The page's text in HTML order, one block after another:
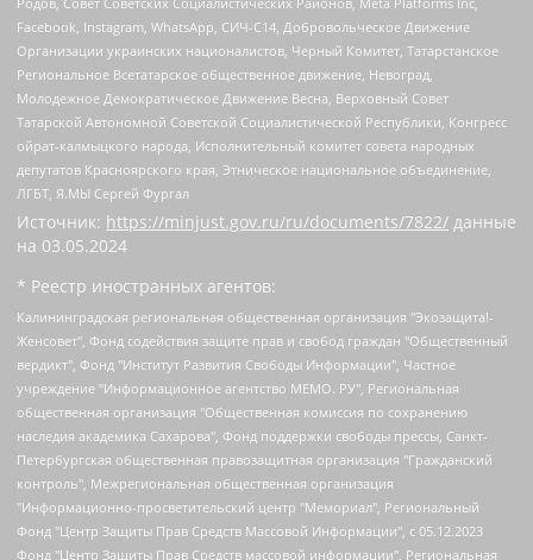
Facebook, Instagram, WhatsApp, СИЧ-С14, Добровольческое Движение
Организации украинских националистов, Черный Комитет, Татарстанское
Региональное Всетатарское общественное движение, Невоград,
Молодежное Демократическое Движение Весна, Верховный Совет
Татарской Автономной Советской Социалистической Республики, Конгресс
ойрат-калмыцкого народа, Исполнительный комитет совета народных
депутатов Красноярского края, Этническое национальное объединение,
ЛГБТ, Я.МЫ Сергей Фургал
Источник: https://minjust.gov.ru/ru/documents/7822/ данные
на 03.05.2024
* Реестр иностранных агентов:
Калининградская региональная общественная организация "Экозащита!-Женсовет", Фонд содействия защите прав и свобод граждан "Общественный вердикт", Фонд "Институт Развития Свободы Информации", Частное учреждение "Информационное агентство МЕМО. РУ", Региональная общественная организация "Общественная комиссия по сохранению наследия академика Сахарова", Фонд поддержки свободы прессы, Санкт-Петербургская общественная правозащитная организация "Гражданский контроль", Межрегиональная общественная организация "Информационно-просветительский центр "Мемориал", Региональный Фонд "Центр Защиты Прав Средств Массовой Информации", с 05.12.2023 Фонд "Центр Защиты Прав Средств массовой информации", Региональная общественная благотворительная организация помощи беженцам и мигрантам "Гражданское содействие", Негосударственное образовательное учреждение дополнительного профессионального образования (повышение квалификации) специалистов "АКАДЕМИЯ ПО ПРАВАМ ЧЕЛОВЕКА", Свердловская региональная общественная организация "Сутяжник", Автономная некоммерческая организация "Центр независимых социологических исследований", Союз общественных объединений "Российский исследовательский центр по правам человека", Региональное общественное учреждение научно-информационный центр "МЕМОРИАЛ", Некоммерческая организация "Фонд защиты гласности", Автономная некоммерческая организация "Институт прав человека", Городская общественная организация "Екатеринбургское общество "МЕМОРИАЛ", Городская общественная организация "Рязанское историко-просветительское и правозащитное общество "Мемориал" (Рязанский Мемориал), Челябинский региональный орган общественной самодеятельности – женское общественное объединение "Женщины Евразии", Челябинский региональный орган общественной самодеятельности "Уральская правозащитная группа", Фонд содействия защите здоровья и социальной справедливости имени Андрея Рылькова, Автономная Некоммерческая Организация "Аналитический Центр Юрия Левады", Автономная некоммерческая организация социальной поддержки населения "Проект Апрель", Региональная общественная организация помощи женщинам и детям, находящимся в кризисной ситуации "Информационно-методический центр "Анна", Фонд содействия развитию массовых коммуникаций и правовому просвещению "Так-так-Так", Фонд содействия устойчивому развитию "Серебряная тайга", Свердловский региональный общественный фонд социальных проектов "Новое время", "Idel.Реалии", Кавказ.Реалии, Крым.Реалии, Телеканал Настоящее Время, Татаро-башкирская служба Радио Свобода (Azatliq Radiosi), Радио Свободная Европа/Радио Свобода (PCE/PC), "Сибирь.Реалии", "Фактограф", Благотворительный фонд помощи осужденным и их семьям, Автономная некоммерческая организация "Институт глобализации и социальных движений", Фонд "В защиту прав заключенных", Частное учреждение "Центр поддержки и содействия развитию средств массовой информации", Пензенский региональный общественный благотворительный фонд "Гражданский союз", "Север.Реалии", Некоммерческая организация Фонд "Правовая инициатива", Общество с ограниченной ответственностью "Радио Свободная Европа/Радио Свобода", Чешское информационное агентство "MEDIUM-ORIENT", Красноярская региональная общественная организация "Мы против СПИДа", Камалягин Денис Николаевич, Маркелов Сергей Евгеньевич, Пономарев Лев Александрович, Савицкая Людмила Алексеевна, Автономная некоммерческая организация "Центр по работе с проблемой насилия "НАСИЛИЮ.НЕТ", Межрегиональный профессиональный союз работников здравоохранения "Альянс врачей", Юридическое лицо, зарегистрированное в Латвийской Республике, SIA "Medusa Project" (регистрационный номер 40103797863, дата регистрации 10.06.2014), Некоммерческая организация "Фонд по борьбе с коррупцией", Автономная некоммерческая организация "Институт права и публичной политики", Баданин Роман Сергеевич, Гликин Максим Александрович, Железнова Мария Михайловна, Лукьянова Юлия Сергеевна, Маетная Елизавета Витальевна, Маняхин Петр Борисович, Чуракова Ольга Владимировна, Ярош Юлия Петровна, Юридическое лицо "The Insider SIA", зарегистрированное в Риге, Латвийская Республика (дата регистрации 26.06.2015), являющееся администратором доменного имени интернет-издания "The Insider SIA", https://theins.ru, Постернак Алексей Евгеньевич, Рубин Михаил Аркадьевич, Анин Роман Александрович, Юридическое лицо Istories fonds, зарегистрированное в Латвийской Республике (регистрационный номер 50008295751, дата регистрации 24.02.2020), Великовский Дмитрий Александрович, Долинина Ирина Николаевна, Мароховская Алеся Алексеевна, Шлейнов Роман Юрьевич, Шмагун Олеся Валентиновна, Общество с ограниченной ответственностью "Альтаир 2021", Общество с ограниченной ответственностью "Вега 2021", Общество с ограниченной ответственностью "Главный редактор 2021", Общество с ограниченной ответственностью "Ромашки монолит", Важенков Артем Валерьевич, Ивановская областная общественная организация "Центр гендерных исследований", Гурман Юрий Альбертович, Медиапроект "ОВД-Инфо", Егоров Владимир Владимирович, Жилинский Владимир Александрович, Общество с ограниченной ответственностью "ЗП", Иванова София Юрьевна, Карезина Инна Павловна, Кильтау Екатерина Викторовна, Петров Алексей Викторович, Пискунов Сергей Евгеньевич, Смирнов Сергей Сергеевич, Тихонов Михаил Сергеевич, Общество с ограниченной ответственностью "ЖУРНАЛИСТ-ИНОСТРАННЫЙ АГЕНТ", Арапова Галина Юрьевна, Вольтская Татьяна Анатольевна, Американская компания "Mason G.E.S. Anonymous Foundation" (США), являющаяся владельцем интернет-издания https://mnews.world/, Компания "Stichting Bellingcat", зарегистрированная в Нидерландах (дата регистрации 11.07.2018), Захаров Андрей Вячеславович, Клепиковская Екатерина Дмитриевна, Общество с ограниченной ответственностью "МЕМО", Перл Роман Александрович, Симонов Евгений Алексеевич, Соловьева Елена Анатольевна, Сотников Даниил Владимирович, Сурначева Елизавета Дмитриевна, Автономная некоммерческая организация по защите прав человека и информированию населения "Якутия – Наше Мнение", Общество с ограниченной ответственностью "Москоу диджитал медиа", с 26.01.2023 Общество с ограниченной ответственностью "Чайка Белые сады", Ветошкина Валерия Валерьевна, Заговора Максим Александрович, Межрегиональное общественное движение "Российская ЛГБТ - сеть", Оленичев Максим Владимирович, Павлов Иван Юрьевич, Скворцова Елена Сергеевна, Общество с ограниченной ответственностью "Как бы инагент", Кочетков Игорь Викторович, Общество с ограниченной ответственностью "Честные выборы", Еланчик Олег Александрович, Общество с ограниченной ответственностью "Нобелевский призыв", Гималова Регина Эмилевна, Григорьев Андрей Валерьевич, Григорьева Алина Александровна, Ассоциация по содействию защите прав призывников, альтернативнослужащих и военнослужащих "Правозащитная группа "Гражданин.Армия.Право", Хисамова Регина Фаритовна, Автономная некоммерческая организация по реализации социально-правовых программ "Лилит", Дальневосточное общественное движение "Маяк", Санкт-Петербургская ЛГБТ-инициативная группа "Выход", Инициативная группа ЛГБТ+ "Реверс", Алексеев Андрей Викторович, Бекбулатова Таисия Львовна, Беляев Иван Михайлович, Владыкина Елена Сергеевна, Гельман Марат Александрович, Никульшина Вероника Юрьевна, Толоконникова Надежда Андреевна, Шендерович Виктор Анатольевич, Общество с ограниченной ответственностью "Данное сообщение", Общество с ограниченной ответственностью Издательский дом "Новая глава", Айнбиндер Александра Александровна, Московский комьюнити-центр для ЛГБТ+инициатив, Благотворительный фонд развития филантропии, Deutsche Welle (Германия, Kurt-Schumacher-Strasse 3, 53113 Bonn), Борзунова Мария Михайловна, Воробьев Виктор Викторович, Голубева Анна Львовна, Константинова Алла Михайловна, Малкова Ирина Владимировна, Мурадов Мурад Абдулгалимович, Осетинская Елизавета Николаевна, Понасенков Евгений Николаевич, Ганапольский Матвей Юрьевич, Киселев Евгений Алексеевич, Борухович Ирина Григорьевна, Дремин Иван Тимофеевич, Дубровский Дмитрий Викторович, Красноярская региональная общественная организация поддержки и развития альтернативных образовательных технологий и межкультурных коммуникаций "ИНТЕРРА", Маяковская Екатерина Алексеевна, Фейгин Марк Захарович, Филимонов Андрей Викторович, Дзугкоева Регина Николаевна, Доброхотов Роман Александрович, Дудь Юрий Александрович, Елкин Сергей Владимирович, Кругликов Кирилл Игоревич, Сабунаева Мария Леонидовна, Семенов Алексей Владимирович, Шаинян Карен Багратович, Шульман Екатерина Михайловна, Асафьев Артур Валерьевич, Вахштайн Виктор Семенович, Венедиктов Алексей Алексеевич, Лушникова Екатерина Евгеньевна, Волков Леонид Михайлович, Невзоров Александр Глебович, Пархоменко Сергей Борисович, Сироткин Ярослав Николаевич, Кара-Мурза Владимир Владимирович, Баранова Наталья Владимировна, Гозман Леонид Яковлевич, Кагарлицкий Борис Юльевич, Климарев Михаил Валерьевич, Милов Владимир Станиславович, Автономная некоммерческая организация Краснодарский центр современного искусства "Типография", Моргенштерн Алишер Тагирович, Соболь Любовь Эдуардовна, Общество с ограниченной ответственностью "ЛИЗА НОРМ", Каспаров Гарри Кимович, Ходорковский Михаил Борисович, Общество с ограниченной ответственностью "Апрельские тезисы", Данилович Ирина Брониславовна, Кашин Олег Владимирович, Петров Николай Владимирович, Пивоваров Алексей Владимирович, Соколов Михаил Владимирович, Цветкова Юлия Владимировна, Чичваркин Евгений Александрович, Комитет против пыток/Команда против пыток, Общество с ограниченной ответственностью "Первый научный", Общество с ограниченной ответственностью "Вертолет и ко", Белоцерковская Вероника Борисовна, Кац Максим Евгеньевич, Лазарева Татьяна Юрьевна, Шаведдинов Руслан Табризович, Яшин Илья Валерьевич, Общество с ограниченной ответственностью "Иноагент ААВ", Алешковский Дмитрий Петрович, Альбац Евгения Марковна, Быков Дмитрий Львович, Галямина Юлия Евгеньевна, Лойко Сергей Леонидович, Мартынов Кирилл Константинович, Медведев Сергей Александрович, Крашенинников Федор Геннадиевич, Гордеева Катерина Вл